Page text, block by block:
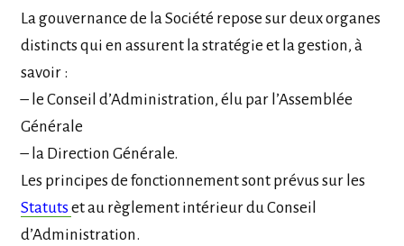
La gouvernance de la Société repose sur deux organes
distincts qui en assurent la stratégie et la gestion, à
savoir :
– le Conseil d’Administration, élu par l’Assemblée
Générale
– la Direction Générale.
Les principes de fonctionnement sont prévus sur les
Statuts et au règlement intérieur du Conseil
d’Administration.